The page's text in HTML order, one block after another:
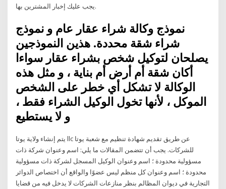
يجب عليك إخبار المشترين بها.
نموذج وكالة شراء عقار عام و نموذج
شراء شقة محددة. هذين النموذجين
يصلحان لتوكيل شخص بشراء عقار سواءا
أكان شقة أم أرض أم بناية ، و مثل هذه
الوكالة لا تشكل أي خطر على الشخص
الموكل ، لأنها تخول الوكيل الشراء فقط ،
و لا يستطيع
يتم إنشاء ولاية يوتا llc عن طريق تقديم شهادة تنظيم مع شعبة يوتا
للشركات. يجب أن تتضمن المقالات ما يلي: اسم وعنوان شركة ذات
مسؤولية محدودة ؛ اسم وعنوان الوكيل المسجل لشركة ذات مسؤولية
محدودة ؛ اسم وعنوان كل منظم ليس عضوًا والواقع أن اختصاص الدوائر
التجارية في ديوان المظالم بنظر منازعات الشركات لا يدخل فيه من قضايا